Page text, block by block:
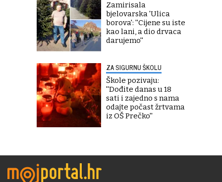
Zamirisala
bjelovarska 'Ulica
borova': ''Cijene su iste
kao lani, a dio drvaca
darujemo''
ZA SIGURNU ŠKOLU
Škole pozivaju:
''Dođite danas u 18
sati i zajedno s nama
odajte počast žrtvama
iz OŠ Prečko''